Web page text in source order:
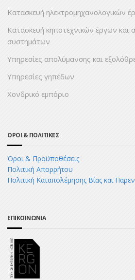
Κατασκευή ηλεκτρομηχανολογικών
Κατασκευή κηποτεχνικών έργων και
συστημάτων
Υπηρεσίες απολύμανσης και
Υπηρεσίες γηπέδων
Χονδρικό εμπόριο
ΟΡΟΙ & ΠΟΛΙΤΙΚΕΣ
Όροι & Προϋποθέσεις
Πολιτική Απορρήτου
Πολιτική Καταπολέμησης Βίας και
ΕΠΙΚΟΙΝΩΝΙΑ